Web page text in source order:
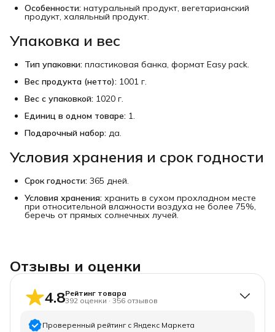
Особенности: натуральный продукт, вегетарианский
продукт, халяльный продукт.
Упаковка и вес
Тип упаковки: пластиковая банка, формат Easy pack.
Вес продукта (нетто): 1001 г.
Вес с упаковкой: 1020 г.
Единиц в одном товаре: 1.
Подарочный набор: да.
Условия хранения и срок годности
Срок годности: 365 дней.
Условия хранения: хранить в сухом прохладном месте
при относительной влажности воздуха не более 75%,
беречь от прямых солнечных лучей.
Отзывы и оценки
4.8Рейтинг товара
392 оценки · 356 отзывов
Проверенный рейтинг с Яндекс Маркета